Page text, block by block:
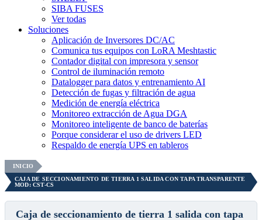
SIBA FUSES
Ver todas
Soluciones
Aplicación de Inversores DC/AC
Comunica tus equipos con LoRA Meshtastic
Contador digital con impresora y sensor
Control de iluminación remoto
Datalogger para datos y entrenamiento AI
Detección de fugas y filtración de agua
Medición de energía eléctrica
Monitoreo extracción de Agua DGA
Monitoreo inteligente de banco de baterías
Porque considerar el uso de drivers LED
Respaldo de energía UPS en tableros
INICIO
CAJA DE SECCIONAMIENTO DE TIERRA 1 SALIDA CON TAPA TRANSPARENTE
MOD: CST-CS
Caja de seccionamiento de tierra 1 salida con tapa